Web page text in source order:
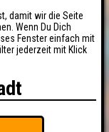
damit wir die Seite
Wenn Du Dich
Fenster einfach mit
jederzeit mit Klick